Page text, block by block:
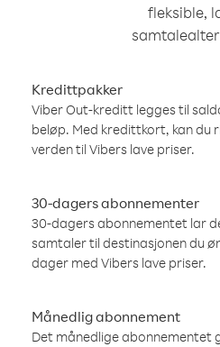
fleksible,
Kredittpakker
Viber Out-kreditt legges til
beløp. Med kredittkort, kan du
verden til Vibers lave priser.
30-dagers abonnementer
30-dagers abonnementet lar
samtaler til destinasjonen du
dager med Vibers lave priser.
Månedlig abonnement
Det månedlige abonnementet